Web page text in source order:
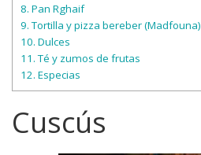
8. Pan Rghaif
9.Tortilla y pizza bereber (Madfouna)
10. Dulces
11.Té y zumos de frutas
12. Especias
Cuscús